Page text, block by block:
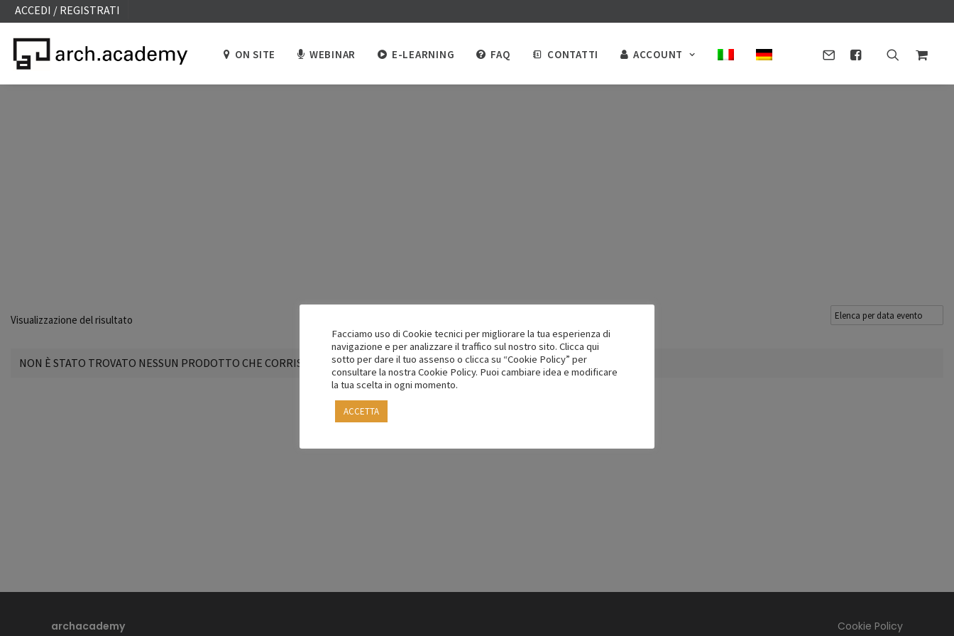
ACCEDI / REGISTRATI
ON SITE WEBINAR E-LEARNING FAQ CONTATTI ACCOUNT
Visualizzazione del risultato
NON È STATO TROVATO NESSUN PRODOTTO CHE CORRISPONDE ALLA TUA SELEZIONE.
archacademy Cookie Policy
Facciamo uso di Cookie tecnici per migliorare la tua esperienza di
navigazione e per analizzare il traffico sul nostro sito. Clicca qui
sotto per dare il tuo assenso o clicca su “Cookie Policy” per
consultare la nostra Cookie Policy. Puoi cambiare idea e modificare
la tua scelta in ogni momento.
ACCETTA